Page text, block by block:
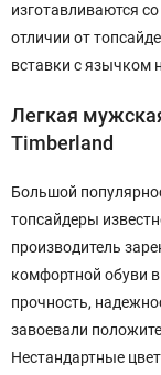
изготавливаются
отличии от
вставки с язычком
Легкая
Timberland
Большой
топсайдеры
производитель
комфортной обуви
прочность,
завоевали
Нестандартные